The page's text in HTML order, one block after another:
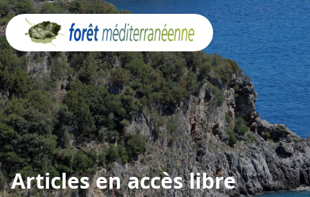
Articles en accès libre
Panneau de gestion des cookies